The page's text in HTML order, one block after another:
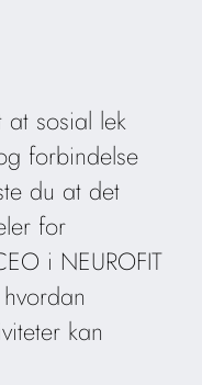
at sosial lek
forbindelse
du at det
for
i NEUROFIT
kan